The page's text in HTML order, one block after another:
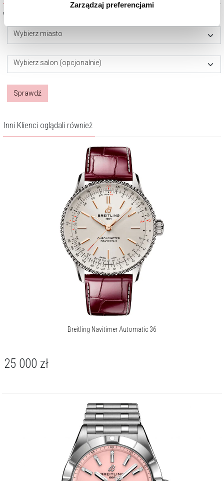
korzystamy. Możesz również wybrać jaki rodzaj plików
Zarządzaj preferencjami. W każdej chwili możesz
dokonać zmiany wybranych przez Ciebie plików cookie.
Zarządzaj preferencjami
Wybierz miasto lub salon
Wybierz miasto
Wybierz salon (opcjonalnie)
Sprawdź
Inni Klienci oglądali również
Breitling Navitimer Automatic 36
25 000 zł